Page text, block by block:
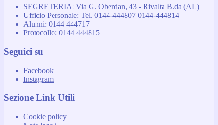
SEGRETERIA: Via G. Oberdan, 43 - Rivalta B.da (AL)
Ufficio Personale: Tel. 0144-444807 0144-444814
Alunni: 0144 444717
Protocollo: 0144 444815
Seguici su
Facebook
Instagram
Sezione Link Utili
Cookie policy